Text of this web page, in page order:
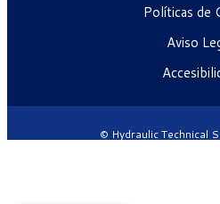
Políticas de
Aviso
© Hydraulic Technical